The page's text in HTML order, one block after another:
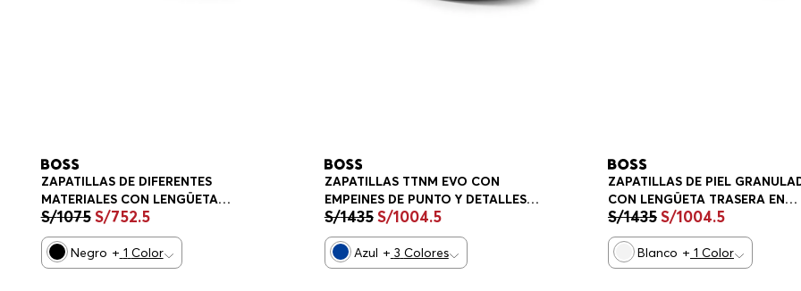
ZAPATILLAS DE DIFERENTES
MATERIALES CON LENGÜETA
TRASERA EN CONTRASTE
ZAPATILLAS HOMBRE
S/1075 S/752.5
Negro + 1 Color
ZAPATILLAS TTNM EVO CON
EMPEINES DE PUNTO Y DETALLES
DE ANTE ZAPATILLAS HOMBRE
S/1435S/1004.5
Azul + 3 Colores
ZAPATILLAS DE PIEL
CON LENGÜETA TRASERA EN
CONTRASTE ZAPATILLAS
S/1435S/1004.5
Blanco + 1 Color